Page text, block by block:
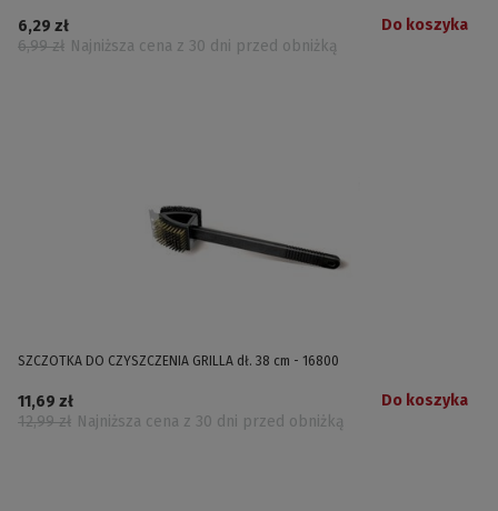
6,29 zł
6,99 zł Najniższa cena z 30 dni przed obniżką
Do koszyka
SZCZOTKA DO CZYSZCZENIA GRILLA dł. 38 cm - 16800
11,69 zł
12,99 zł Najniższa cena z 30 dni przed obniżką
Do koszyka